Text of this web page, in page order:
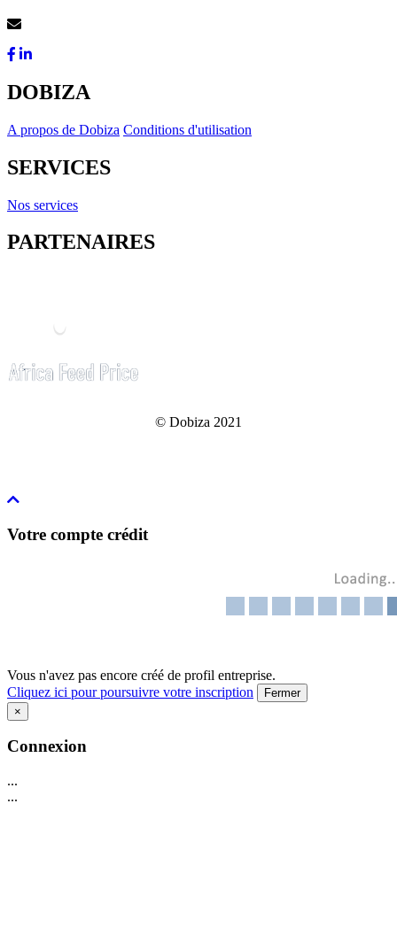
DOBIZA
A propos de Dobiza Conditions d'utilisation
SERVICES
Nos services
PARTENAIRES
© Dobiza 2021
Votre compte crédit
Vous n'avez pas encore créé de profil entreprise.
Cliquez ici pour poursuivre votre inscription
Fermer
×
Connexion
...
...